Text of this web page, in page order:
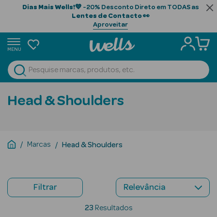
Dias Mais Wells!💙 -20% Desconto Direto em TODAS as
Lentes de Contacto👀
Aproveitar
MENU
Ver Tudo
Beauty Season
Head & Shoulders
Marcas Head & Shoulders
Filtrar
23 Resultados